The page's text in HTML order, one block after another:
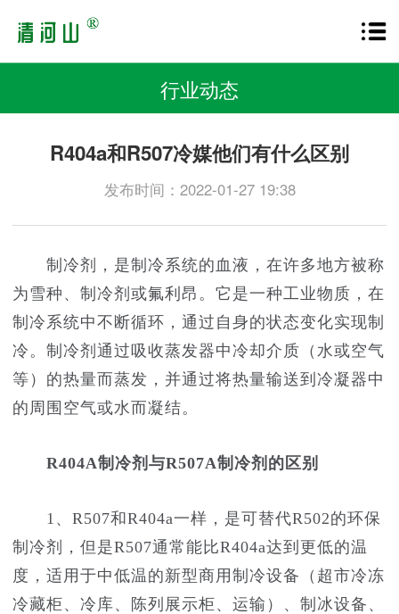
行业动态
R404a和R507冷媒他们有什么区别
发布时间：2022-01-27 19:38
制冷剂，是制冷系统的血液，在许多地方被称
为雪种、制冷剂或氟利昂。它是一种工业物质，在
制冷系统中不断循环，通过自身的状态变化实现制
冷。制冷剂通过吸收蒸发器中冷却介质（水或空气
等）的热量而蒸发，并通过将热量输送到冷凝器中
的周围空气或水而凝结。
R404A制冷剂与R507A制冷剂的区别
1、R507和R404a一样，是可替代R502的环保
制冷剂，但是R507通常能比R404a达到更低的温
度，适用于中低温的新型商用制冷设备（超市冷冻
冷藏柜、冷库、陈列展示柜、运输）、制冰设备、